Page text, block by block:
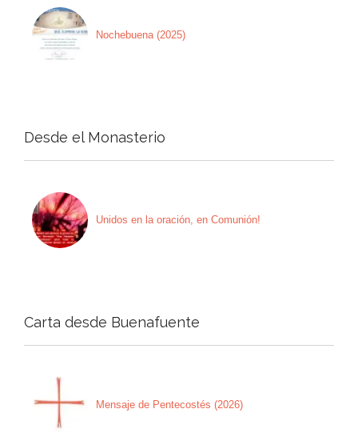
Nochebuena (2025)
Desde el Monasterio
Unidos en la oración, en Comunión!
Carta desde Buenafuente
Mensaje de Pentecostés (2026)